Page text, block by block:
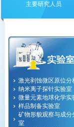
主要研究人员
激光剥蚀微区原位分
纳米离子探针实验室
微量元素地球化学实
样品制备实验室
矿物形貌观察与成分
室